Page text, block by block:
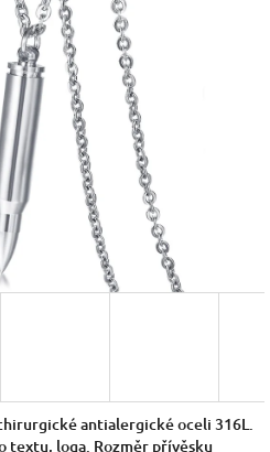
antialergické oceli 316L.
textu, loga. Rozměr přívěsku